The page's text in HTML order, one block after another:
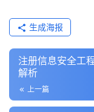
生成海报
注册信息安全工
解析
上一篇